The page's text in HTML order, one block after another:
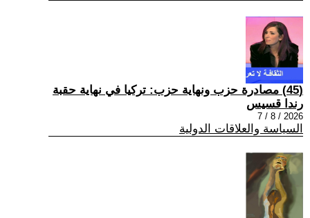
(45) مصادرة حزب ونهاية حزب: تركيا في نهاية حقبة
رندا قسيس
2026 / 8 / 7
السياسة والعلاقات الدولية